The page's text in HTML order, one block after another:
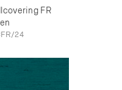
FR
24